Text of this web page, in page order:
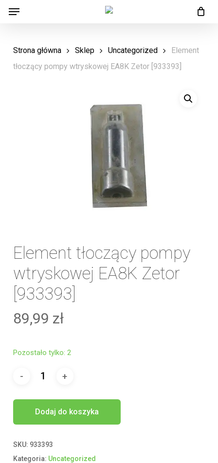
Skip
content
Menu
Strona główna Sklep Uncategorized
Element
tłoczący pompy wtryskowej EA8K Zetor [933393]
Element tłoczący pompy
wtryskowej EA8K Zetor
[933393]
89,99 zł
Pozostało tylko: 2
Dodaj do koszyka
SKU: 933393
Kategoria: Uncategorized
Menu